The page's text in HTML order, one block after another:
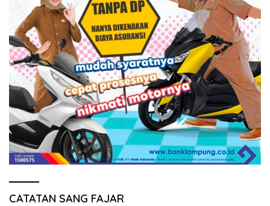
CATATAN SANG FAJAR